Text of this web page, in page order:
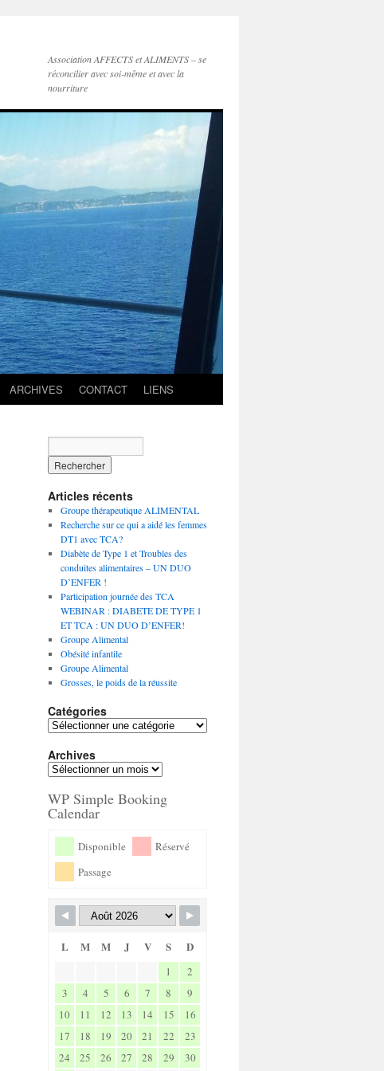
Association AFFECTS et ALIMENTS – se
réconcilier avec soi-même et avec la
nourriture
ARCHIVES CONTACT LIENS
Articles récents
Groupe thérapeutique ALIMENTAL
Recherche sur ce qui a aidé les femmes
DT1 avec TCA?
Diabète de Type 1 et Troubles des
conduites alimentaires – UN DUO
D’ENFER !
Participation journée des TCA
WEBINAR : DIABETE DE TYPE 1
ET TCA : UN DUO D’ENFER!
Groupe Alimental
Obésité infantile
Groupe Alimental
Grosses, le poids de la réussite
Catégories
Archives
WP Simple Booking
Calendar
Disponible
Réservé
Passage
L M M J V S D
1
2
3
4 5 6 7 8
9
10
11 12 13 14 15
16
17
18 19 20 21 22
23
24
25 26 27 28 29 30